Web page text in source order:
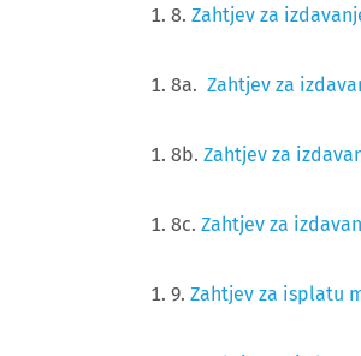
8. Zahtjev za
8a. Zahtjev za
8b. Zahtjev za
8c. Zahtjev za
9. Zahtjev za isplatu